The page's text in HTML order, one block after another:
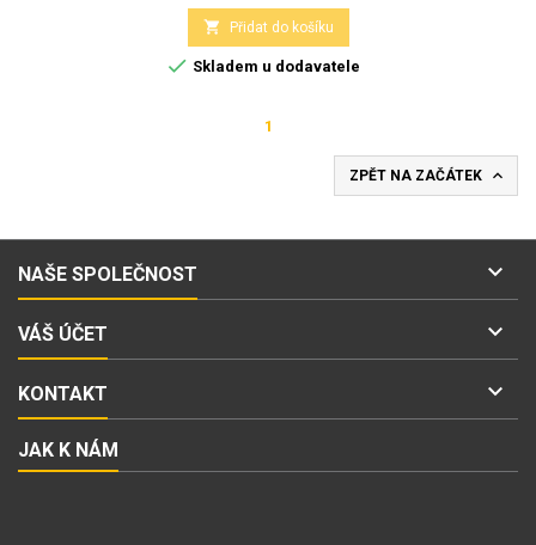
 Přidat do košíku
 Skladem u dodavatele
1
ZPĚT NA ZAČÁTEK 
NAŠE SPOLEČNOST 
VÁŠ ÚČET 
KONTAKT 
JAK K NÁM